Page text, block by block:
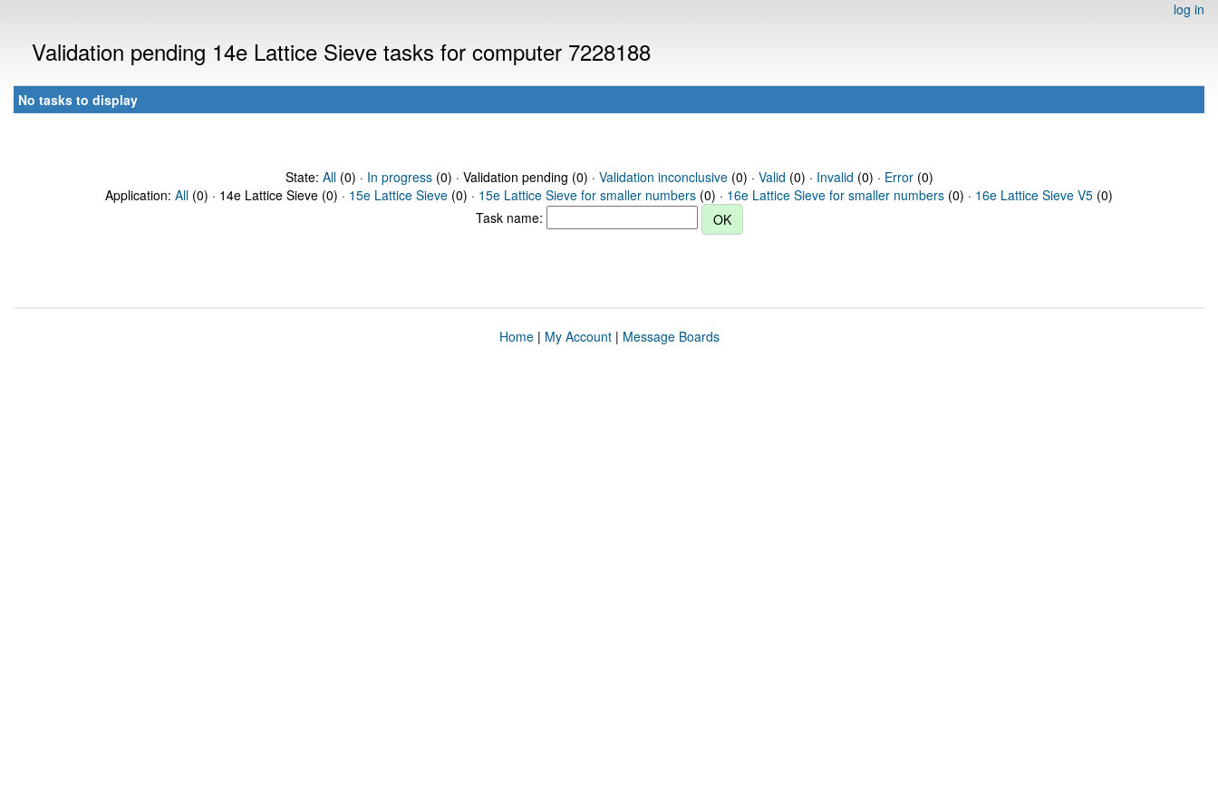
log in
Validation pending 14e Lattice Sieve tasks for computer 7228188
No tasks to display
State: All(0) · In progress(0) · Validation pending (0) · Validation inconclusive(0) · Valid (0) · Invalid (0) · Error(0)
Application: All (0) · 14e Lattice Sieve (0) · 15e Lattice Sieve (0) · 15e Lattice Sieve for smaller numbers (0) · 16e Lattice Sieve for smaller numbers (0) · 16e Lattice Sieve V5 (0)
Task name:
Home| My Account| Message Boards